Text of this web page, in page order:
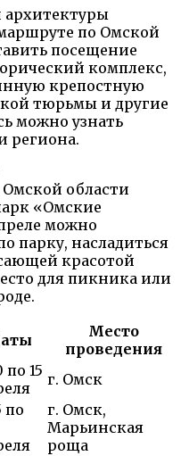
по Омской
посещение
комплекс,
крепостную
тюрьмы и другие
можно узнать
региона.
области
«Омские
можно
парку, насладиться
красотой
для пикника или
Место
проведения
по 15 г. Омск
по
г. Омск,
Марьинская
роща